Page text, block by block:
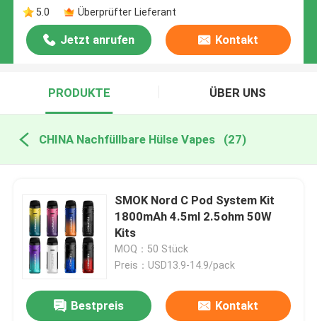
5.0
Überprüfter Lieferant
Jetzt anrufen Kontakt
PRODUKTE ÜBER UNS
CHINA Nachfüllbare Hülse Vapes (27)
SMOK Nord C Pod System Kit
1800mAh 4.5ml 2.5ohm 50W
Kits
MOQ：50 Stück
Preis：USD13.9-14.9/pack
Bestpreis Kontakt